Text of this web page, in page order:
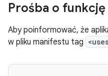
Prośba o
Aby poinformować, że
w pliku manifestu tag